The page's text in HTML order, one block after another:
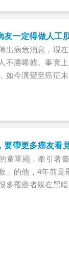
友一定得做人工
出病危消息，現
不勝唏噓。事實
如今演變至癌症
么兒當教育費，
要帶更多癌友看
童軍繩，牽引著
」的他，4年前竟
多罹癌者躲在黑